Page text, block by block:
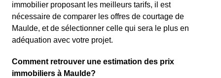
immobilier proposant les meilleurs tarifs, il est
nécessaire de comparer les offres de courtage de
Maulde, et de sélectionner celle qui sera le plus en
adéquation avec votre projet.
Comment retrouver une estimation des prix
immobiliers à Maulde?